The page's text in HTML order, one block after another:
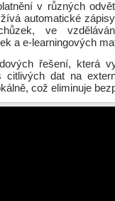
v různých
automatické
ve
a e-learningových
řešení, která
citlivých dat na
což eliminuje